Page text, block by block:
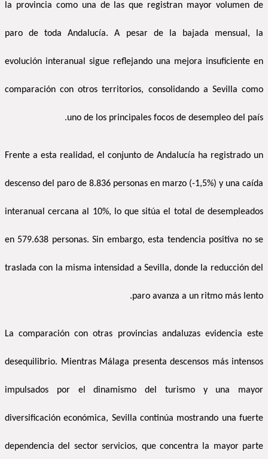
la provincia como una de las que registran mayor volumen de
paro de toda Andalucía. A pesar de la bajada mensual, la
evolución interanual sigue reflejando una mejora insuficiente en
comparación con otros territorios, consolidando a Sevilla como
uno de los principales focos de desempleo del país.
Frente a esta realidad, el conjunto de Andalucía ha registrado un
descenso del paro de 8.836 personas en marzo (-1,5%) y una caída
interanual cercana al 10%, lo que sitúa el total de desempleados
en 579.638 personas. Sin embargo, esta tendencia positiva no se
traslada con la misma intensidad a Sevilla, donde la reducción del
paro avanza a un ritmo más lento.
La comparación con otras provincias andaluzas evidencia este
desequilibrio. Mientras Málaga presenta descensos más intensos
impulsados por el dinamismo del turismo y una mayor
diversificación económica, Sevilla continúa mostrando una fuerte
dependencia del sector servicios, que concentra la mayor parte